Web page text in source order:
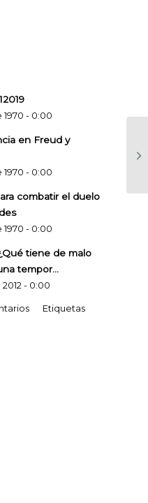
1970 - 0:00
en Freud y
1970 - 0:00
combatir el duelo
1970 - 0:00
tiene de malo
tempor...
- 0:00
Etiquetas